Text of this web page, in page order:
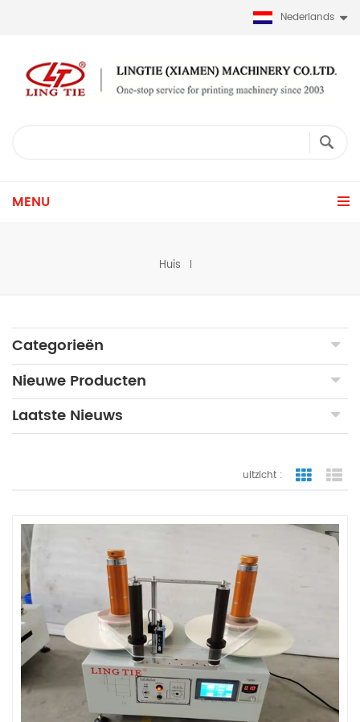
Nederlands
MENU
Huis
Categorieën
Nieuwe Producten
Laatste Nieuws
uitzicht :